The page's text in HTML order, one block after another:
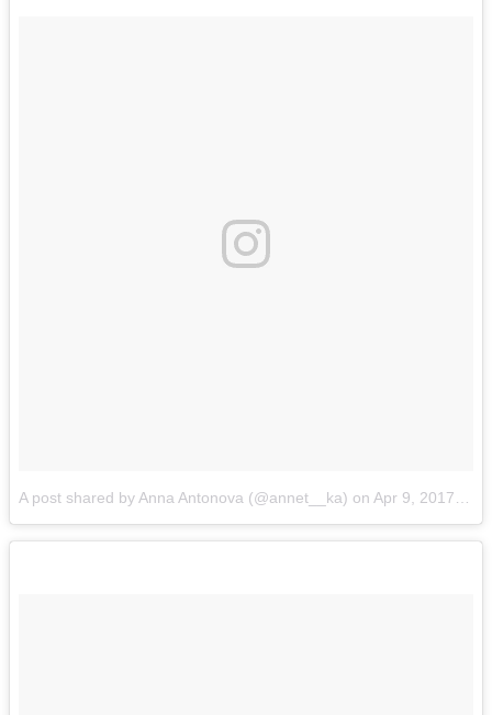
A post shared by Anna Antonova (@annet__ka) on Apr 9, 2017 at 2:34am PDT